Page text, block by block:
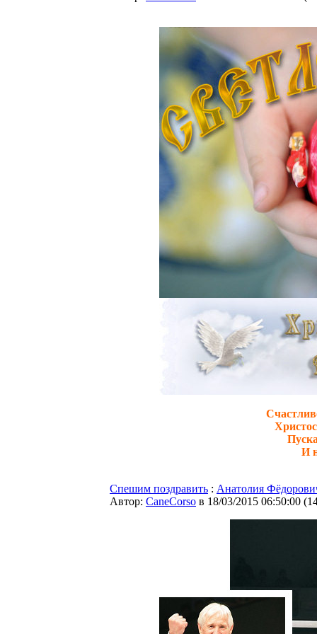
И
Спешим поздравить : Анатолия
Автор: CaneCorso в 18/03/2015 06:50:00 (